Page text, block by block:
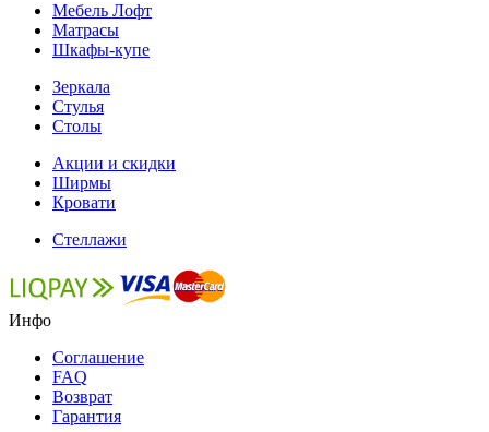
Мебель Лофт
Матрасы
Шкафы-купе
Зеркала
Стулья
Столы
Акции и скидки
Ширмы
Кровати
Стеллажи
Инфо
Соглашение
FAQ
Возврат
Гарантия